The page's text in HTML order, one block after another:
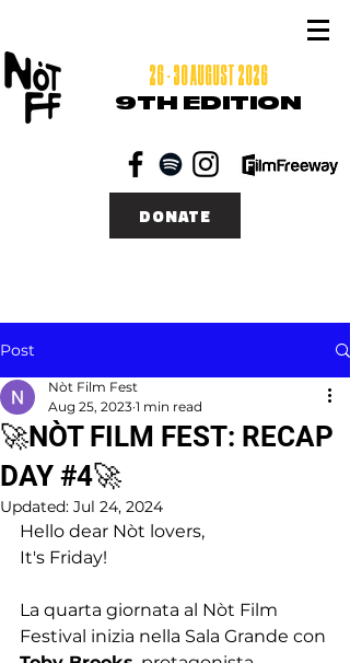
26 - 30 AUGUST 2026
9TH EDITION
DONATE
Post
🚀NÒT FILM FEST: RECAP
DAY #4🚀
Nòt Film Fest
Aug 25, 2023 1 min read
Updated: Jul 24, 2024
Hello dear Nòt lovers,
It's Friday!
La quarta giornata al Nòt Film
Festival inizia nella Sala Grande con